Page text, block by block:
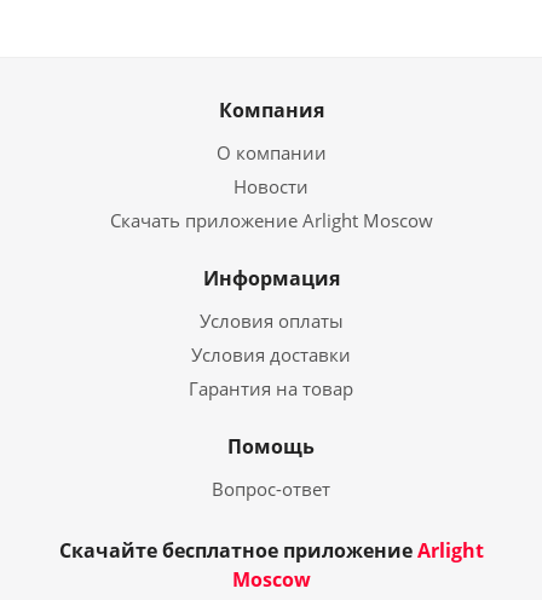
Компания
О компании
Новости
Скачать приложение Arlight Moscow
Информация
Условия оплаты
Условия доставки
Гарантия на товар
Помощь
Вопрос-ответ
Скачайте бесплатное приложениеArlight
Moscow